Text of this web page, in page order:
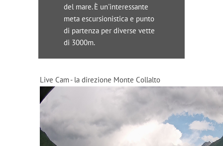
del mare. È un'interessante
meta escursionistica e punto
di partenza per diverse vette
di 3000m.
Live Cam - la direzione Monte Collalto